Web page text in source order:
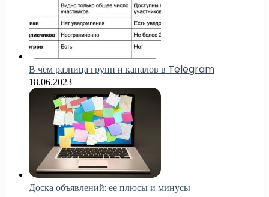
В чем разница групп и каналов в Telegram
18.06.2023
Доска объявлений: ее плюсы и минусы